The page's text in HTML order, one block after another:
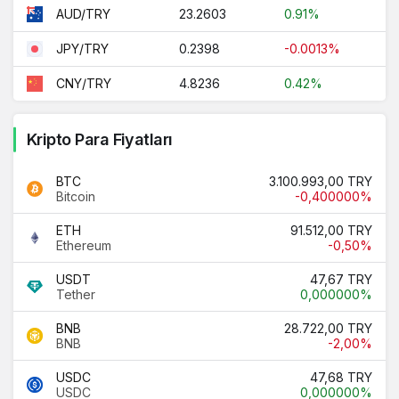
AUD/TRY 23.2603 0.91%
JPY/TRY 0.2398 -0.0013%
CNY/TRY 4.8236 0.42%
Kripto Para Fiyatları
BTC
Bitcoin
3.100.993,00 TRY
-0,400000%
ETH
Ethereum
91.512,00 TRY
-0,50%
USDT
Tether
47,67 TRY
0,000000%
BNB
BNB
28.722,00 TRY
-2,00%
USDC
USDC
47,68 TRY
0,000000%